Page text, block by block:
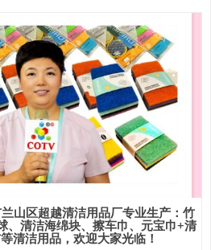
山区超越清洁用品厂专业生产：竹
、清洁海绵块、擦车巾、元宝巾+清
清洁用品，欢迎大家光临！